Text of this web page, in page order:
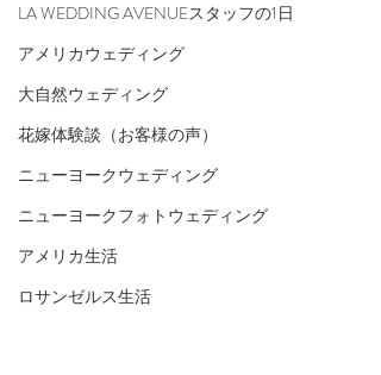
LA WEDDING AVENUEスタッフの1日
アメリカウェディング
大自然ウェディング
花嫁体験談（お客様の声）
ニューヨークウェディング
ニューヨークフォトウェディング
アメリカ生活
ロサンゼルス生活